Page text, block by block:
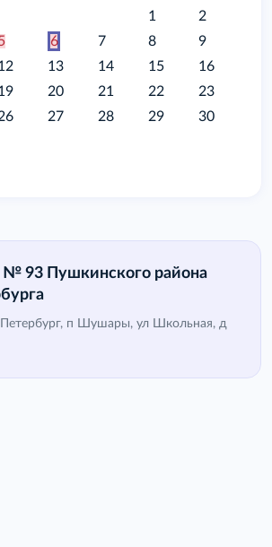
1
2
6 7 8
9
13 14 15
16
20 21 22
23
27 28 29
30
93 Пушкинского района
Петербург, п Шушары, ул Школьная, д